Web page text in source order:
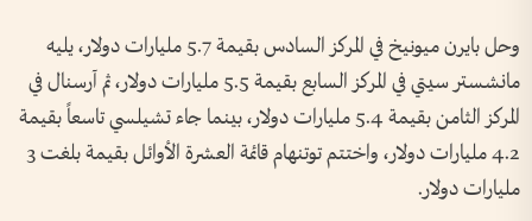
وحل بايرن ميونيخ في المركز السادس بقيمة 5.7 مليارات دولار، يليه
مانشستر سيتي في المركز السابع بقيمة 5.5 مليارات دولار، ثم آرسنال في
المركز الثامن بقيمة 5.4 مليارات دولار، بينما جاء تشيلسي تاسعاً بقيمة
4.2 مليارات دولار، واختتم توتنهام قائمة العشرة الأوائل بقيمة بلغت 3
مليارات دولار.